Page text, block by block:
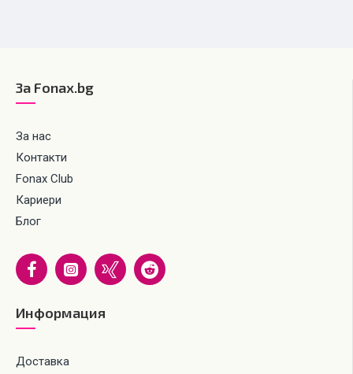
За Fonax.bg
За нас
Контакти
Fonax Club
Кариери
Блог
Информация
Доставка